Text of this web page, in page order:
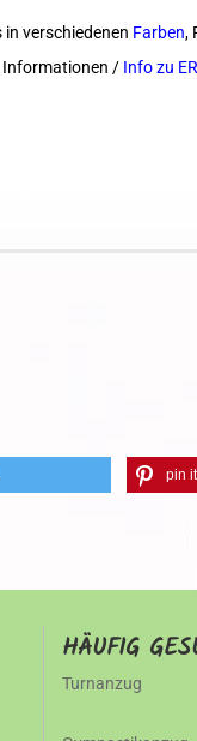
verschiedenen Farben,
Informationen / Info zu
pin it
HÄUFIG
Turnanzug